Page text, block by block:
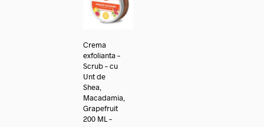
Crema
exfolianta –
Scrub – cu
Unt de
Shea,
Macadamia,
Grapefruit
200 ML –